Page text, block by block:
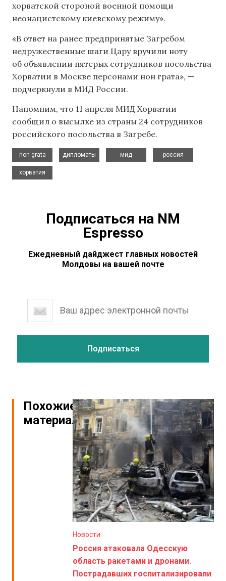
хорватской стороной военной помощи
неонацистскому киевскому режиму».
«В ответ на ранее предпринятые Загребом
недружественные шаги Цару вручили ноту
об объявлении пятерых сотрудников посольства
Хорватии в Москве персонами нон грата», —
подчеркнули в МИД России.
Напомним, что 11 апреля МИД Хорватии
сообщил о высылке из страны 24 сотрудников
российского посольства в Загребе.
non grata
дипломаты
мид
россия
хорватия
Подписаться на NM
Espresso
Ежедневный дайджест главных новостей
Молдовы на вашей почте
Похожие
материалы
Новости
Россия атаковала Одесскую
область ракетами и дронами.
Пострадавших госпитализировали